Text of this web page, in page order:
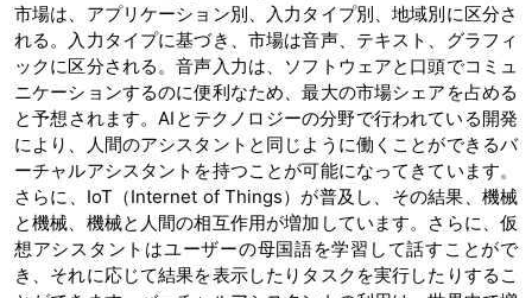
市場は、アプリケーション別、入力タイプ別、地域別に区分さ
れる。入力タイプに基づき、市場は音声、テキスト、グラフィ
ックに区分される。音声入力は、ソフトウェアと口頭でコミュ
ニケーションするのに便利なため、最大の市場シェアを占める
と予想されます。AIとテクノロジーの分野で行われている開発
により、人間のアシスタントと同じように働くことができるバ
ーチャルアシスタントを持つことが可能になってきています。
さらに、IoT（Internet of Things）が普及し、その結果、機械
と機械、機械と人間の相互作用が増加しています。さらに、仮
想アシスタントはユーザーの母国語を学習して話すことがで
き、それに応じて結果を表示したりタスクを実行したりするこ